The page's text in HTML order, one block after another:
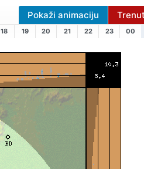
Pokaži animaciju
18 19 20 21 22 23 00